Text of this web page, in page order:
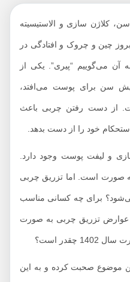
داشته باشم؟
مراقبت‌های قبل از
تزریق چربی صورت
مراقبت‌های بعد از
صورت 1402
سازی و الاستیسیته
و چروک و افتادگی در
“پیری”. یکی از
سن برای پوست می‌افتد،
دست رفتن چربی باعث
خود را از دست بدهد.
لیفت پوست وجود دارد.
است. اما تزریق چربی
برای چه کسانی مناسب
تزریق چربی به صورت
صحبت کرده و به این